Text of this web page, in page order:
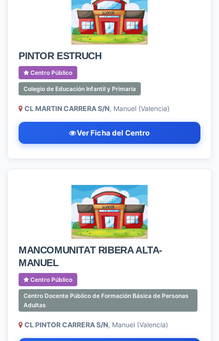
PINTOR ESTRUCH
Centro Público
Colegio de Educación Infantil y Primaria
CL MARTIN CARRERA S/N, Manuel (Valencia)
Ver Ficha del Centro
MANCOMUNITAT RIBERA ALTA-
MANUEL
Centro Público
Centro Docente Público de Formación Básica de Personas
Adultas
CL PINTOR CARRERA S/N, Manuel (Valencia)